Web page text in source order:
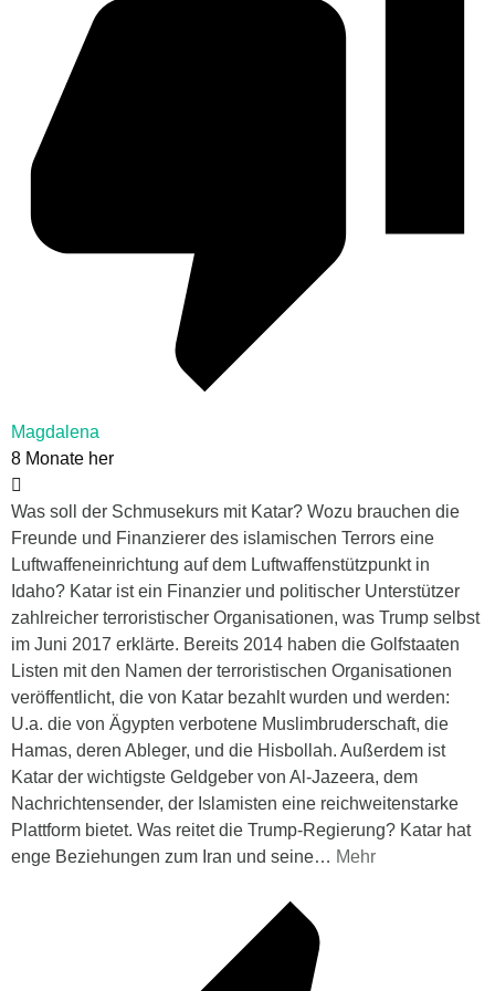
Magdalena
8 Monate her
Was soll der Schmusekurs mit Katar? Wozu brauchen die
Freunde und Finanzierer des islamischen Terrors eine
Luftwaffeneinrichtung auf dem Luftwaffenstützpunkt in
Idaho? Katar ist ein Finanzier und politischer Unterstützer
zahlreicher terroristischer Organisationen, was Trump selbst
im Juni 2017 erklärte. Bereits 2014 haben die Golfstaaten
Listen mit den Namen der terroristischen Organisationen
veröffentlicht, die von Katar bezahlt wurden und werden:
U.a. die von Ägypten verbotene Muslimbruderschaft, die
Hamas, deren Ableger, und die Hisbollah. Außerdem ist
Katar der wichtigste Geldgeber von Al-Jazeera, dem
Nachrichtensender, der Islamisten eine reichweitenstarke
Plattform bietet. Was reitet die Trump-Regierung? Katar hat
enge Beziehungen zum Iran und seine… Mehr